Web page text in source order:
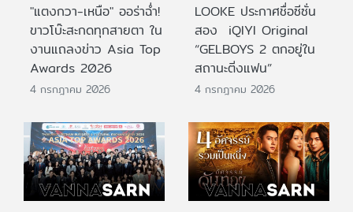
"แตงกวา-เหนือ" ออร่าฉ่ำ!
ขาวโบ๊ะสะกดทุกสายตา ใน
งานแถลงข่าว Asia Top
Awards 2026
4 กรกฎาคม 2026
LOOKE ประกาศชื่อซีซั่น
สอง iQIYI Original
“GELBOYS 2 ตกอยู่ใน
สถานะติ่งแฟน”
4 กรกฎาคม 2026